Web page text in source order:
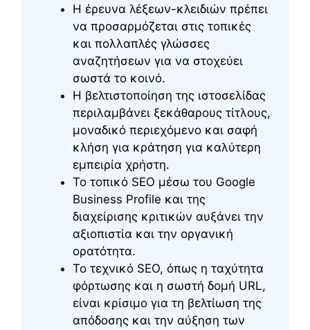
Η έρευνα λέξεων-κλειδιών πρέπει
να προσαρμόζεται στις τοπικές
και πολλαπλές γλώσσες
αναζητήσεων για να στοχεύει
σωστά το κοινό.
Η βελτιστοποίηση της ιστοσελίδας
περιλαμβάνει ξεκάθαρους τίτλους,
μοναδικό περιεχόμενο και σαφή
κλήση για κράτηση για καλύτερη
εμπειρία χρήστη.
Το τοπικό SEO μέσω του Google
Business Profile και της
διαχείρισης κριτικών αυξάνει την
αξιοπιστία και την οργανική
ορατότητα.
Το τεχνικό SEO, όπως η ταχύτητα
φόρτωσης και η σωστή δομή URL,
είναι κρίσιμο για τη βελτίωση της
απόδοσης και την αύξηση των